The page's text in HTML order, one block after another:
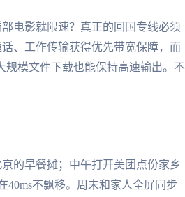
电影就限速？真正的回国专线必须
、工作传输获得优先带宽保障，而
规模文件下载也能保持高速输出。不
的早餐摊；中午打开美团点份家乡
40ms不飘移。周末和家人全屏同步